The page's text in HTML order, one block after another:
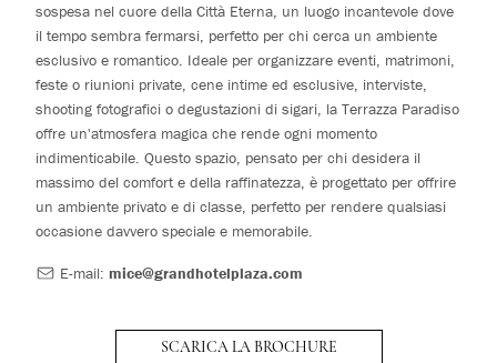
sospesa nel cuore della Città Eterna, un luogo incantevole dove
il tempo sembra fermarsi, perfetto per chi cerca un ambiente
esclusivo e romantico. Ideale per organizzare eventi, matrimoni,
feste o riunioni private, cene intime ed esclusive, interviste,
shooting fotografici o degustazioni di sigari, la Terrazza Paradiso
offre un'atmosfera magica che rende ogni momento
indimenticabile. Questo spazio, pensato per chi desidera il
massimo del comfort e della raffinatezza, è progettato per offrire
un ambiente privato e di classe, perfetto per rendere qualsiasi
occasione davvero speciale e memorabile.
E-mail: mice@grandhotelplaza.com
SCARICA LA BROCHURE